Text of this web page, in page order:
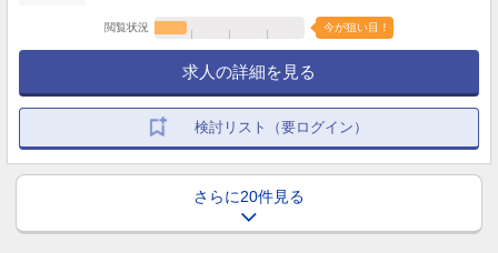
閲覧状況 今が狙い目！
求人の詳細を見る
検討リスト（要ログイン）
さらに20件見る